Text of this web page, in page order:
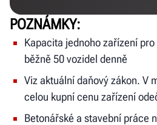
POZNÁMKY
Kapacita jednoho zařízení
běžně 50 vozidel denně
Viz aktuální daňový zákon. V
celou kupní cenu zařízení
Betonářské a stavební práce